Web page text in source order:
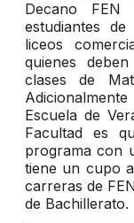
Decano
estudiantes
liceos
quienes
clases de
Escuela de
Facultad es
programa con
tiene un cupo
carreras de
de Bachillerato.